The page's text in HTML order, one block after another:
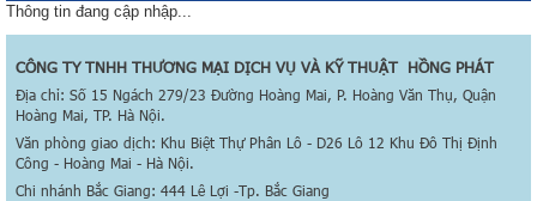
Thông tin đang cập nhập...
CÔNG TY TNHH THƯƠNG MẠI DỊCH VỤ VÀ KỸ THUẬT HỒNG PHÁT
Địa chỉ: Số 15 Ngách 279/23 Đường Hoàng Mai, P. Hoàng Văn Thụ, Quận
Hoàng Mai, TP. Hà Nội.
Văn phòng giao dịch: Khu Biệt Thự Phân Lô - D26 Lô 12 Khu Đô Thị Định
Công - Hoàng Mai - Hà Nội.
Chi nhánh Bắc Giang: 444 Lê Lợi -Tp. Bắc Giang